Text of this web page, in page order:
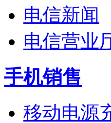
电信新闻
电信营业
手机销售
移动电源